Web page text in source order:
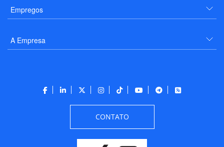
Empregos
A Empresa
CONTATO